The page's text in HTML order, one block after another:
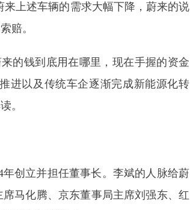
来上述车辆的需求大幅下降，蔚来的说
赔。
的钱到底用在哪里，现在手握的资金
进以及传统车企逐渐完成新能源化转
。
创立并担任董事长。李斌的人脉给蔚
马化腾、京东董事局主席刘强东、红